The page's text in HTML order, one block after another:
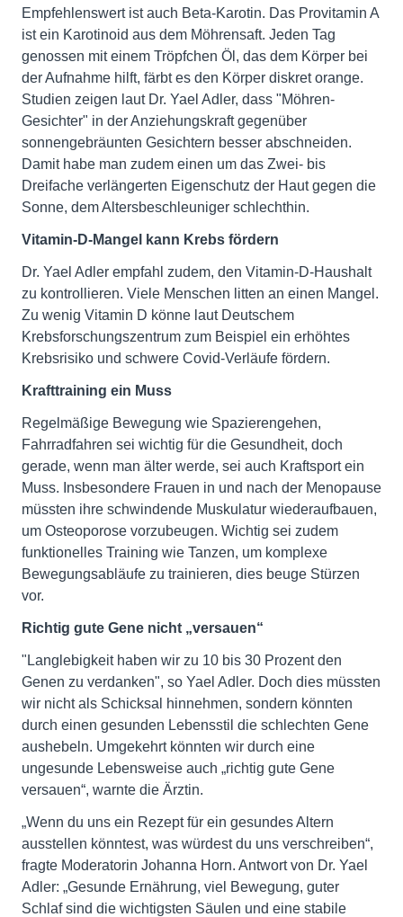
Empfehlenswert ist auch Beta-Karotin. Das Provitamin A
ist ein Karotinoid aus dem Möhrensaft. Jeden Tag
genossen mit einem Tröpfchen Öl, das dem Körper bei
der Aufnahme hilft, färbt es den Körper diskret orange.
Studien zeigen laut Dr. Yael Adler, dass "Möhren-
Gesichter" in der Anziehungskraft gegenüber
sonnengebräunten Gesichtern besser abschneiden.
Damit habe man zudem einen um das Zwei- bis
Dreifache verlängerten Eigenschutz der Haut gegen die
Sonne, dem Altersbeschleuniger schlechthin.
Vitamin-D-Mangel kann Krebs fördern
Dr. Yael Adler empfahl zudem, den Vitamin-D-Haushalt
zu kontrollieren. Viele Menschen litten an einen Mangel.
Zu wenig Vitamin D könne laut Deutschem
Krebsforschungszentrum zum Beispiel ein erhöhtes
Krebsrisiko und schwere Covid-Verläufe fördern.
Krafttraining ein Muss
Regelmäßige Bewegung wie Spazierengehen,
Fahrradfahren sei wichtig für die Gesundheit, doch
gerade, wenn man älter werde, sei auch Kraftsport ein
Muss. Insbesondere Frauen in und nach der Menopause
müssten ihre schwindende Muskulatur wiederaufbauen,
um Osteoporose vorzubeugen. Wichtig sei zudem
funktionelles Training wie Tanzen, um komplexe
Bewegungsabläufe zu trainieren, dies beuge Stürzen
vor.
Richtig gute Gene nicht „versauen“
"Langlebigkeit haben wir zu 10 bis 30 Prozent den
Genen zu verdanken", so Yael Adler. Doch dies müssten
wir nicht als Schicksal hinnehmen, sondern könnten
durch einen gesunden Lebensstil die schlechten Gene
aushebeln. Umgekehrt könnten wir durch eine
ungesunde Lebensweise auch „richtig gute Gene
versauen“, warnte die Ärztin.
„Wenn du uns ein Rezept für ein gesundes Altern
ausstellen könntest, was würdest du uns verschreiben“,
fragte Moderatorin Johanna Horn. Antwort von Dr. Yael
Adler: „Gesunde Ernährung, viel Bewegung, guter
Schlaf sind die wichtigsten Säulen und eine stabile